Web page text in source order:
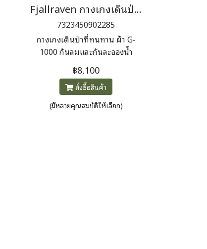
Fjallraven กางเกงเดินป่า ผู้หญิง Vidda Pro Ventilated TRS Women
7323450902285
กางเกงเดินป่าที่ทนทาน ผ้า G-
1000 กันลมและกันละอองน้ำ
โมเดลนี้มีต้นแบบมาจากกางเกง
Vidda Pro แต่ได้ปรับปรุงตัวการ
ระบายอากาศ และทรงใหม่ที่
เพรียวบางขึ้นเล็กน้อยซึ่งยังคง
เคลื่อนไหวที่คล่องตัว สายรัดแบบ
฿8,100
สั่งซื้อสินค้า
(มีหลายคุณสมบัติให้เลือก)